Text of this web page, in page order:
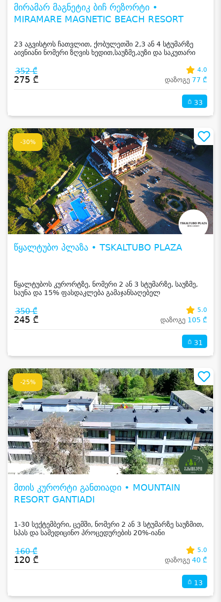
მირამარ მაგნეტიკ ბიჩ რეზორტი •
MIRAMARE MAGNETIC BEACH RESORT
23 აგვისტოს ჩათვლით, ქობულეთში 2,3 ან 4 სტუმარზე
აივნიანი ნომერი ზღვის ხედით,საუზმე,აუზი და საკუთარი
352 ₾
275 ₾
4.0
დაზოგე 77 ₾
33
-30%
წყალტუბო პლაზა • TSKALTUBO PLAZA
წყალტუბოს კურორტზე, ნომერი 2 ან 3 სტუმარზე, საუზმე,
საუნა და 15% ფასდაკლება გამაჯანსაღებელ
350 ₾
245 ₾
5.0
დაზოგე 105 ₾
31
-25%
მთის კურორტი განთიადი • MOUNTAIN
RESORT GANTIADI
1-30 სექტემბერი, ცემში, ნომერი 2 ან 3 სტუმარზე საუზმით,
სპას და სამედიცინო პროცედურების 20%-იანი
160 ₾
120 ₾
5.0
დაზოგე 40 ₾
13